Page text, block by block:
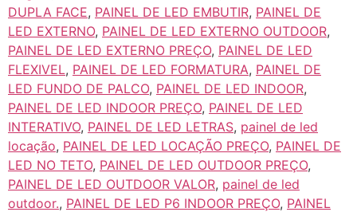
DUPLA FACE, PAINEL DE LED EMBUTIR, PAINEL DE
LED EXTERNO, PAINEL DE LED EXTERNO OUTDOOR,
PAINEL DE LED EXTERNO PREÇO, PAINEL DE LED
FLEXIVEL, PAINEL DE LED FORMATURA, PAINEL DE
LED FUNDO DE PALCO, PAINEL DE LED INDOOR,
PAINEL DE LED INDOOR PREÇO, PAINEL DE LED
INTERATIVO, PAINEL DE LED LETRAS, painel de led
locação, PAINEL DE LED LOCAÇÃO PREÇO, PAINEL DE
LED NO TETO, PAINEL DE LED OUTDOOR PREÇO,
PAINEL DE LED OUTDOOR VALOR, painel de led
outdoor., PAINEL DE LED P6 INDOOR PREÇO, PAINEL